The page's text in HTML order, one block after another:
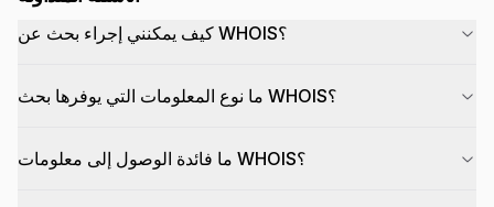
كيف يمكنني إجراء بحث عن WHOIS؟
ما نوع المعلومات التي يوفرها بحث WHOIS؟
ما فائدة الوصول إلى معلومات WHOIS؟